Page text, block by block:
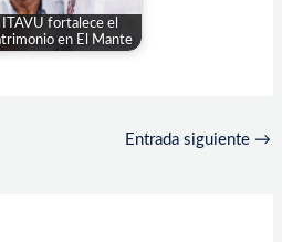
ITAVU fortalece el
en El Mante
Entrada siguiente →